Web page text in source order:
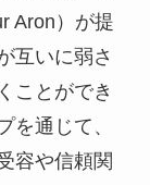
Aron）が提
互いに弱さ
ことができ
を通じて、
容や信頼関